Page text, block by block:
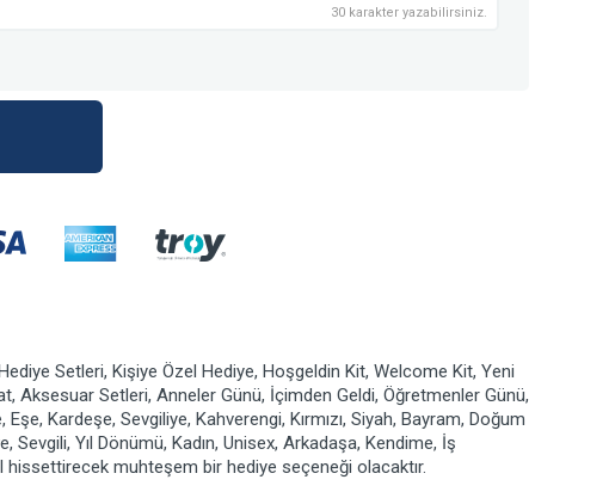
30 karakter yazabilirsiniz.
Setleri, Kişiye Özel Hediye, Hoşgeldin Kit, Welcome Kit, Yeni
Aksesuar Setleri, Anneler Günü, İçimden Geldi, Öğretmenler Günü,
Eşe, Kardeşe, Sevgiliye, Kahverengi, Kırmızı, Siyah, Bayram, Doğum
Sevgili, Yıl Dönümü, Kadın, Unisex, Arkadaşa, Kendime, İş
hissettirecek muhteşem bir hediye seçeneği olacaktır.